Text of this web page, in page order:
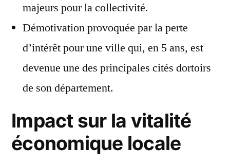
majeurs pour la collectivité.
Démotivation provoquée par la perte
d’intérêt pour une ville qui, en 5 ans, est
devenue une des principales cités dortoirs
de son département.
Impact sur la vitalité
économique locale